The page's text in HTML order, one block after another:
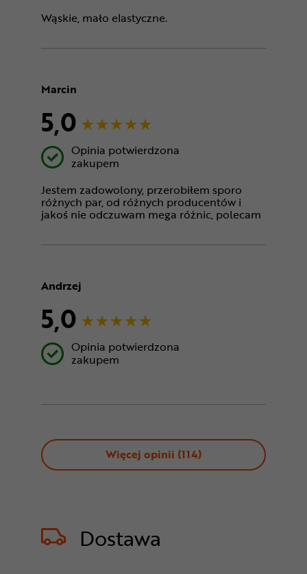
Wąskie, mało elastyczne.
Marcin
5,0
Opinia potwierdzona
zakupem
Jestem zadowolony, przerobiłem sporo
różnych par, od różnych producentów i
jakoś nie odczuwam mega różnic, polecam
Andrzej
5,0
Opinia potwierdzona
zakupem
Więcej opinii (114)
Dostawa